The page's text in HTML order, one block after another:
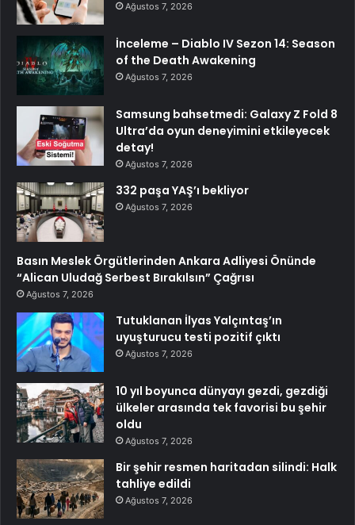
Ağustos 7, 2026
İnceleme – Diablo IV Sezon 14: Season
of the Death Awakening
Ağustos 7, 2026
Samsung bahsetmedi: Galaxy Z Fold 8
Ultra’da oyun deneyimini etkileyecek
detay!
Ağustos 7, 2026
332 paşa YAŞ’ı bekliyor
Ağustos 7, 2026
Basın Meslek Örgütlerinden Ankara Adliyesi Önünde
“Alican Uludağ Serbest Bırakılsın” Çağrısı
Ağustos 7, 2026
Tutuklanan İlyas Yalçıntaş’ın
uyuşturucu testi pozitif çıktı
Ağustos 7, 2026
10 yıl boyunca dünyayı gezdi, gezdiği
ülkeler arasında tek favorisi bu şehir
oldu
Ağustos 7, 2026
Bir şehir resmen haritadan silindi: Halk
tahliye edildi
Ağustos 7, 2026